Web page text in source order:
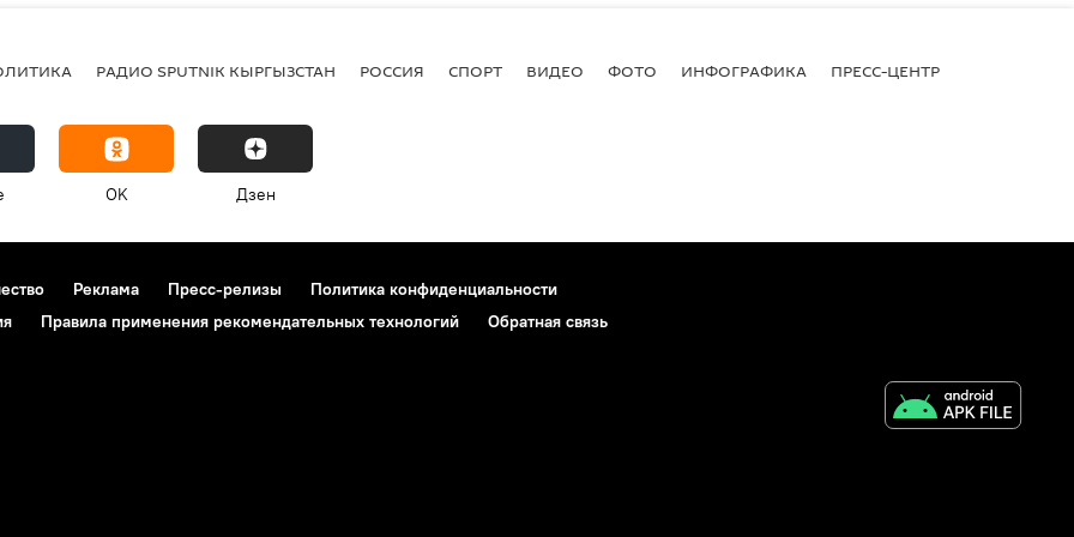
РАДИО SPUTNIK КЫРГЫЗСТАН РОССИЯ СПОРТ ВИДЕО ФОТО ИНФОГРАФИКА ПРЕСС-ЦЕНТР
OK Дзен
Реклама Пресс-релизы
Политика конфиденциальности
Правила применения рекомендательных технологий Обратная связь